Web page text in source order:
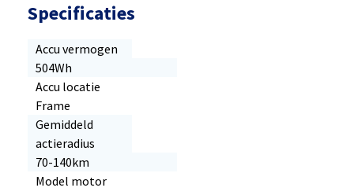
Specificaties
Accu vermogen
504Wh
Accu locatie
Frame
Gemiddeld
actieradius
70-140km
Model motor